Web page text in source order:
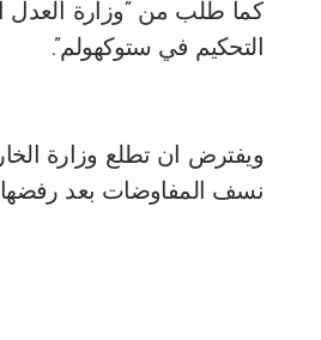
كما طلب من “وزارة العدل
التحكيم في ستوكهولم”.
ويفترض ان تطلع وزارة
نسف المفاوضات بعد رفضها